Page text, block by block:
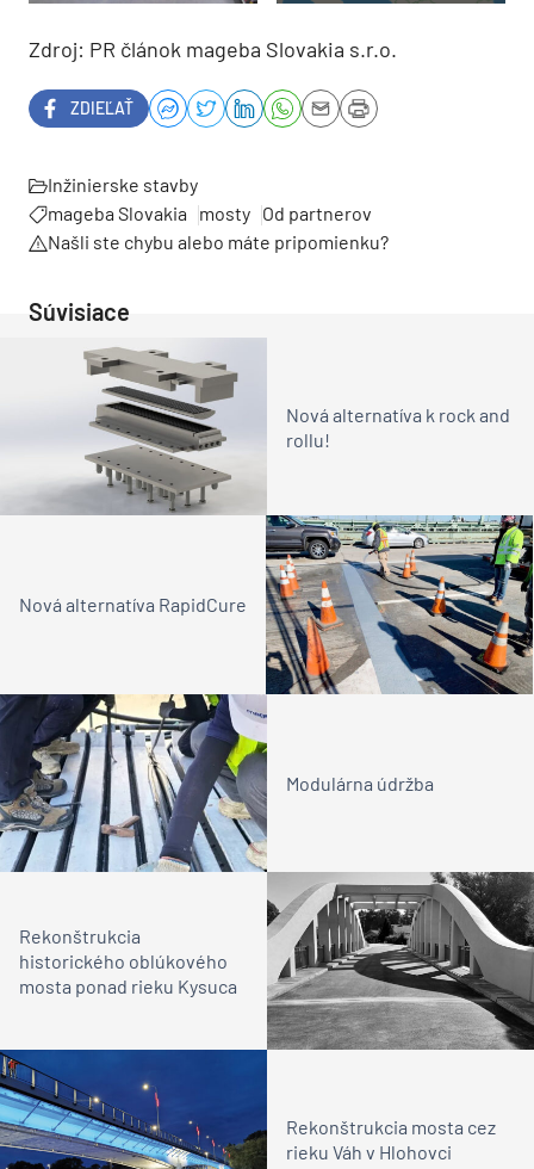
Zdroj: PR článok mageba Slovakia s.r.o.
ZDIEĽAŤ
Inžinierske stavby
mageba Slovakia
mosty Od partnerov
Našli ste chybu alebo máte pripomienku?
Súvisiace
Nová alternatíva k rock and
rollu!
Nová alternatíva RapidCure
Modulárna údržba
Rekonštrukcia
historického oblúkového
mosta ponad rieku Kysuca
Rekonštrukcia mosta cez
rieku Váh v Hlohovci